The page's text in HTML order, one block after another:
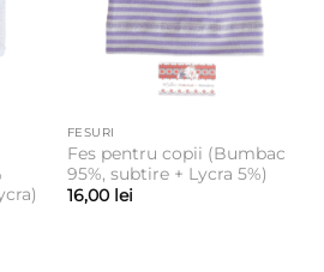
FESURI
Fes pentru copii (Bumbac
95%, subtire + Lycra 5%)
16,00 lei